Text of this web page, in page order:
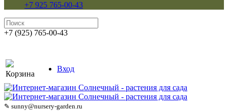
+7 925 765-00-43
+7 (925) 765-00-43
Корзина
Вход
✎ sunny@nursery-garden.ru